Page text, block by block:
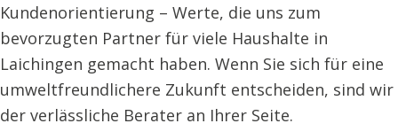
Kundenorientierung – Werte, die uns zum
bevorzugten Partner für viele Haushalte in
Laichingen gemacht haben. Wenn Sie sich für eine
umweltfreundlichere Zukunft entscheiden, sind wir
der verlässliche Berater an Ihrer Seite.